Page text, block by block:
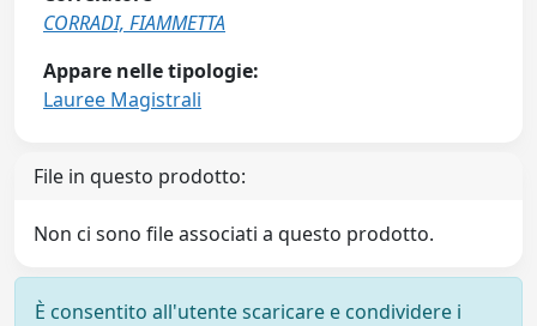
CORRADI, FIAMMETTA
Appare nelle tipologie:
Lauree Magistrali
File in questo prodotto:
Non ci sono file associati a questo prodotto.
È consentito all'utente scaricare e condividere i